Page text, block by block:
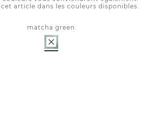
article dans les couleurs disponibles.
matcha green